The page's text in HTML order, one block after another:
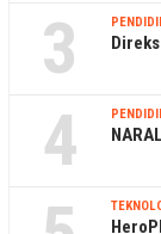
3
4